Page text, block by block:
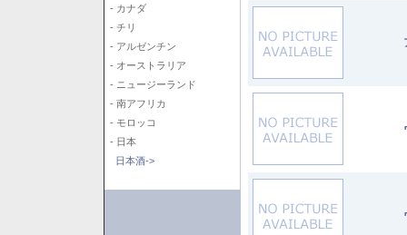
- カナダ
- チリ
- アルゼンチン
- オーストラリア
- ニュージーランド
- 南アフリカ
- モロッコ
- 日本
日本酒->